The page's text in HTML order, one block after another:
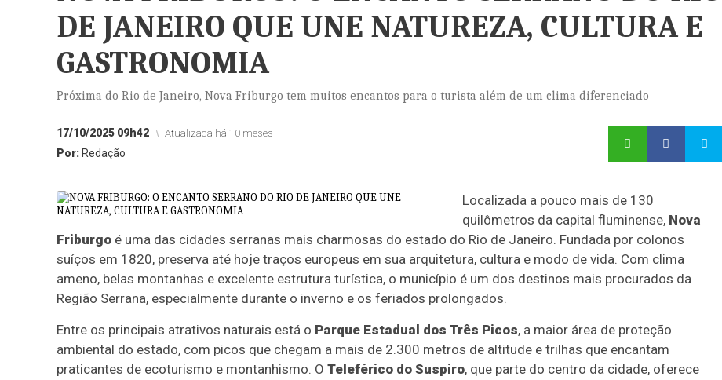
DE JANEIRO QUE UNE NATUREZA, CULTURA E
GASTRONOMIA
Próxima do Rio de Janeiro, Nova Friburgo tem muitos encantos para o turista além de um clima diferenciado
17/10/2025 09h42 Atualizada há 10 meses
Por: Redação
Localizada a pouco mais de 130
quilômetros da capital fluminense, Nova
Friburgo é uma das cidades serranas mais charmosas do estado do Rio de Janeiro. Fundada por colonos
suíços em 1820, preserva até hoje traços europeus em sua arquitetura, cultura e modo de vida. Com clima
ameno, belas montanhas e excelente estrutura turística, o município é um dos destinos mais procurados da
Região Serrana, especialmente durante o inverno e os feriados prolongados.
Entre os principais atrativos naturais está o Parque Estadual dos Três Picos, a maior área de proteção
ambiental do estado, com picos que chegam a mais de 2.300 metros de altitude e trilhas que encantam
praticantes de ecoturismo e montanhismo. O Teleférico do Suspiro, que parte do centro da cidade, oferece